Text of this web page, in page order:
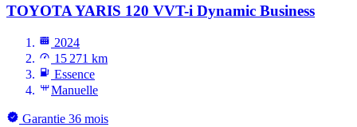
TOYOTA YARIS 120 VVT-i Dynamic Business
2024
15 271 km
Essence
Manuelle
Garantie 36 mois